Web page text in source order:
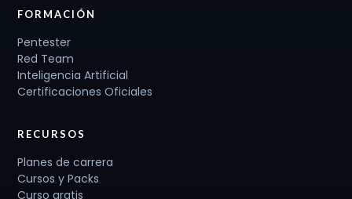
FORMACIÓN
Pentester
Red Team
Inteligencia Artificial
Certificaciones Oficiales
RECURSOS
Planes de carrera
Cursos y Packs
Curso gratis